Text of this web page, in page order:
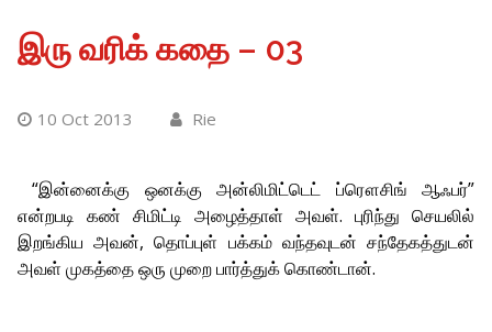
இரு வரிக் கதை – 03
10 Oct 2013 Rie
“இன்னைக்கு ஒனக்கு அன்லிமிட்டெட் ப்ரௌசிங் ஆஃபர்”
என்றபடி கண் சிமிட்டி அழைத்தாள் அவள். புரிந்து செயலில்
இறங்கிய அவன், தொப்புள் பக்கம் வந்தவுடன் சந்தேகத்துடன்
அவள் முகத்தை ஒரு முறை பார்த்துக் கொண்டான்.